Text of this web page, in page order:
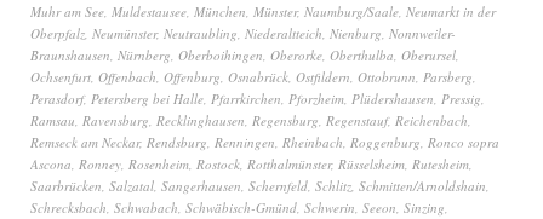
Muhr am See, Muldestausee, München, Münster, Naumburg/Saale, Neumarkt in der
Oberpfalz, Neumünster, Neutraubling, Niederaltteich, Nienburg, Nonnweiler-
Braunshausen, Nürnberg, Oberboihingen, Oberorke, Oberthulba, Oberursel,
Ochsenfurt, Offenbach, Offenburg, Osnabrück, Ostfildern, Ottobrunn, Parsberg,
Perasdorf, Petersberg bei Halle, Pfarrkirchen, Pforzheim, Plüdershausen, Pressig,
Ramsau, Ravensburg, Recklinghausen, Regensburg, Regenstauf, Reichenbach,
Remseck am Neckar, Rendsburg, Renningen, Rheinbach, Roggenburg, Ronco sopra
Ascona, Ronney, Rosenheim, Rostock, Rotthalmünster, Rüsselsheim, Rutesheim,
Saarbrücken, Salzatal, Sangerhausen, Schernfeld, Schlitz, Schmitten/Arnoldshain,
Schrecksbach, Schwabach, Schwäbisch-Gmünd, Schwerin, Seeon, Sinzing,